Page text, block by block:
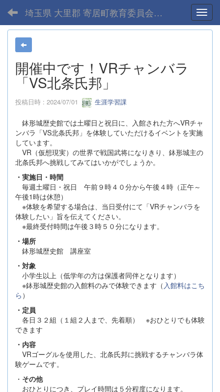
埼玉県 大里郡 寄居町教育委員会-home
開催中です！VRチャンバラ
「VS北条氏邦」
投稿日時 : 2024/07/01 生涯学習課
鉢形城歴史館では土曜日と祝日に、入館された方へVRチャ
ンバラ「VS北条氏邦」を体験していただけるイベントを実施
しています。
VR（仮想現実）の世界で戦国武将になりきり、鉢形城主の
北条氏邦へ挑戦してみてはいかがでしょうか。
・実施日・時間
毎週土曜日・祝日 午前９時４０分から午後４時（正午～
午後1時は休憩）
※体験を希望する場合は、当日受付にて「VRチャンバラを
体験したい」旨を伝えてください。
※最終受付時間は午後３時５０分になります。
・場所
鉢形城歴史館 講座室
・対象
小学生以上（低学年の方は保護者同伴となります）
※鉢形城歴史館の入館料のみで体験できます（ 入館料はこち
ら ）
・定員
各日３２組（１組２人まで、先着順） ※おひとりでも体験
できます
・内容
VRゴーグルを使用した、北条氏邦に挑戦するチャンバラ体
験ゲームです。
・ その他
おひとりにつき、プレイ時間は５分程度になります。